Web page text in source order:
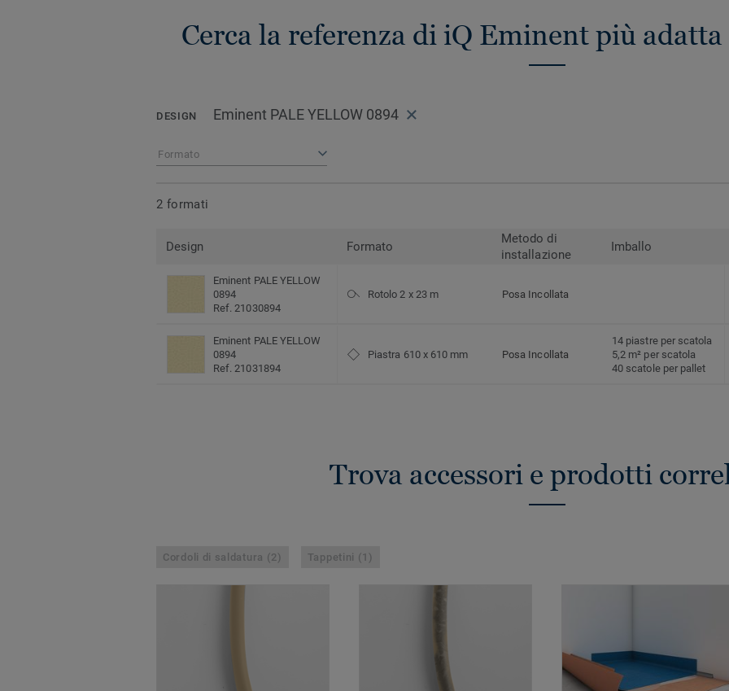
Cerca la referenza di iQ Eminent più
DESIGN Eminent PALE YELLOW 0894
Formato
2 formati
Design Formato
Metodo di
installazione
Imballo
Eminent PALE YELLOW
0894
Ref. 21030894
Rotolo 2 x 23 m Posa Incollata
Eminent PALE YELLOW
0894
Ref. 21031894
Piastra 610 x 610 mm Posa Incollata
14 piastre per scatola
5,2 m² per scatola
40 scatole per pallet
Trova accessori e prodotti
Cordoli di saldatura (2) Tappetini (1)